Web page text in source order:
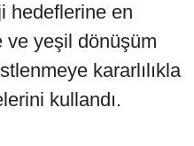
hedeflerine en
ve yeşil dönüşüm
kararlılıkla
kullandı.